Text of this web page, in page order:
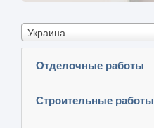
Украина
Отделочные работы
Строительные работы